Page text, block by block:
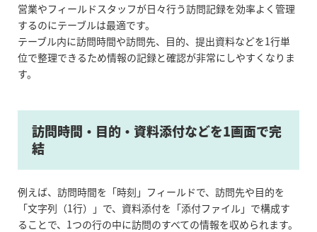
営業やフィールドスタッフが日々行う訪問記録を効率よく管理
するのにテーブルは最適です。
テーブル内に訪問時間や訪問先、目的、提出資料などを1行単
位で整理できるため情報の記録と確認が非常にしやすくなりま
す。
訪問時間・目的・資料添付などを1画面で完
結
例えば、訪問時間を「時刻」フィールドで、訪問先や目的を
「文字列（1行）」で、資料添付を「添付ファイル」で構成す
ることで、1つの行の中に訪問のすべての情報を収められます。